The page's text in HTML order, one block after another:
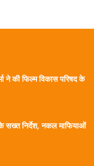
ने की फिल्म विकास परिषद के
सख्त निर्देश, नकल माफियाओं